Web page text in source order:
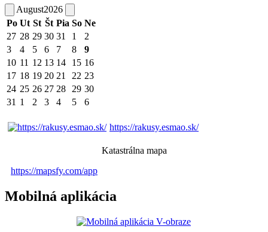
August2026
Po Ut St Št Pia So Ne
27 28 29 30 31 1
2
3
4 5 6 7 8
9
10 11 12 13 14 15 16
17 18 19 20 21 22 23
24 25 26 27 28 29 30
31 1 2 3 4 5 6
https://rakusy.esmao.sk/
Katastrálna mapa
https://mapsfy.com/app
Mobilná aplikácia